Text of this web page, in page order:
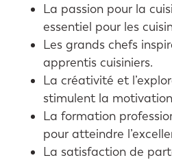
La passion pour la
essentiel pour les
Les grands chefs
apprentis cuisiniers.
La créativité et
stimulent la
La formation
pour atteindre
La satisfaction de